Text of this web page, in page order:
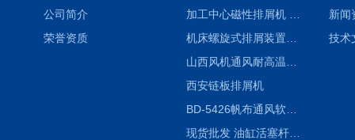
公司简介
荣誉资质
西安链板排屑机
BD-5426帆布通风软连接水泥布袋陕西生产厂家
现货批发 油缸活塞杆圆形保护套
新闻
技术